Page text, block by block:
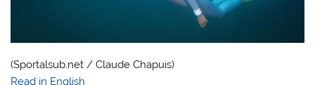
(Sportalsub.net / Claude Chapuis)
Read in English